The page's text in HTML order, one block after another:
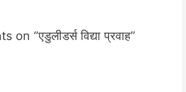
“एडुलीडर्स विद्या प्रवाह”